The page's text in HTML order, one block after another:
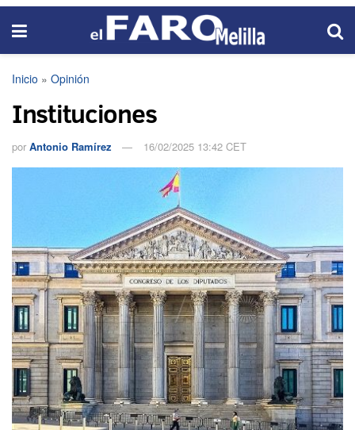
Inicio » Opinión
Instituciones
por Antonio Ramírez 16/02/2025 13:42 CET